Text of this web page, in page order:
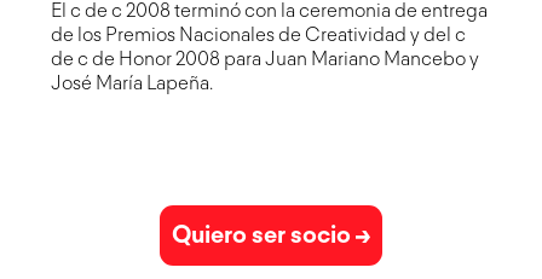
El c de c 2008 terminó con la ceremonia de entrega
de los Premios Nacionales de Creatividad y del c
de c de Honor 2008 paraJuan Mariano Mancebo y
José María Lapeña.
Quiero ser socio →